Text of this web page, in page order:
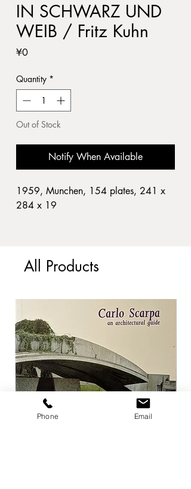
IN SCHWARZ UND
WEIB / Fritz Kuhn
¥0Price
Quantity *
Out of Stock
Notify When Available
1959, Munchen, 154 plates, 241 x
284 x 19
よって発行時のダストカバーとは異
状態は経年劣化程度 ヤケなどがあ
りますが中身は比較的良好です。
All Products
Phone Email